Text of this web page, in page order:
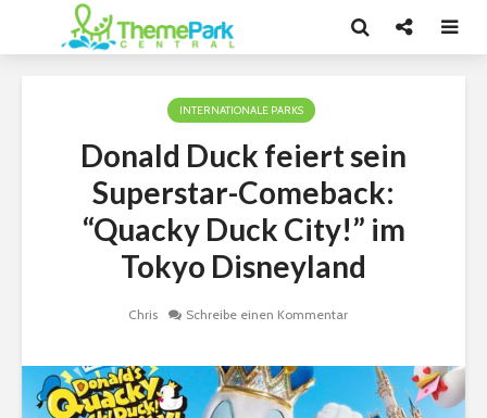
INTERNATIONALE PARKS
Donald Duck feiert sein
Superstar-Comeback:
“Quacky Duck City!” im
Tokyo Disneyland
Chris Schreibe einen Kommentar